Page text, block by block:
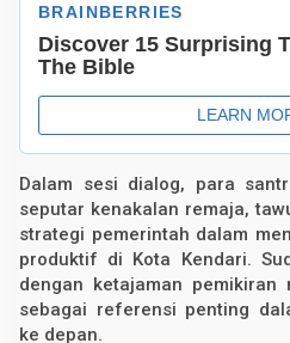
Dalam sesi dialog, para
seputar kenakalan remaja,
strategi pemerintah dalam
produktif di Kota Kendari.
dengan ketajaman pemikiran
sebagai referensi penting
ke depan.